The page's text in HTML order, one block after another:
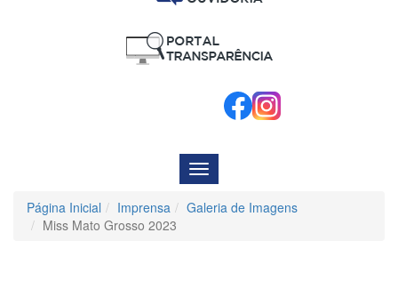
Menu
de
Navegação
Página Inicial Imprensa
Galeria de Imagens
Miss Mato Grosso 2023